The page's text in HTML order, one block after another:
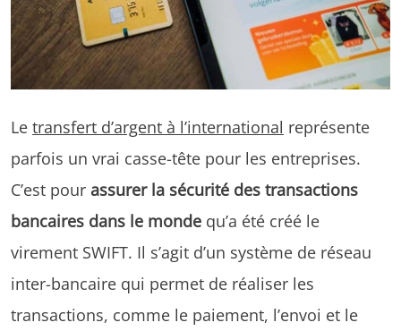
Le transfert d’argent à l’international représente
parfois un vrai casse-tête pour les entreprises.
C’est pour assurer la sécurité des transactions
bancaires dans le monde qu’a été créé le
virement SWIFT. Il s’agit d’un système de réseau
inter-bancaire qui permet de réaliser les
transactions, comme le paiement, l’envoi et le